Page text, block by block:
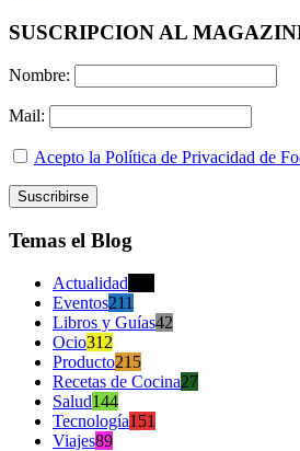
SUSCRIPCION AL
Nombre:
Mail:
Acepto la Política de Privacidad de
Temas el Blog
Actualidad
Eventos211
Libros y Guías42
Ocio312
Producto215
Recetas de Cocina27
Salud144
Tecnología151
Viajes89